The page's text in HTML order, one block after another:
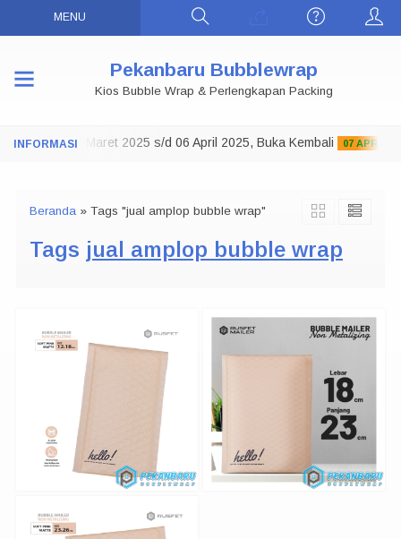
MENU
Pekanbaru Bubblewrap
Kios Bubble Wrap & Perlengkapan Packing
Tutup 29 Maret 2025 s/d 06 April 2025, Buka Kembali 07 APRIL
Beranda » Tags "jual amplop bubble wrap"
Tags jual amplop bubble wrap